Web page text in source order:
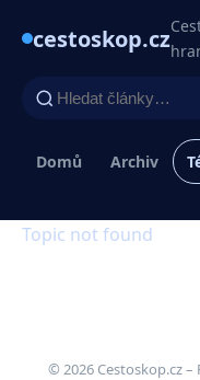
cestoskop.cz
Domů Archiv
Topic not found
© 2026 Cestoskop.cz